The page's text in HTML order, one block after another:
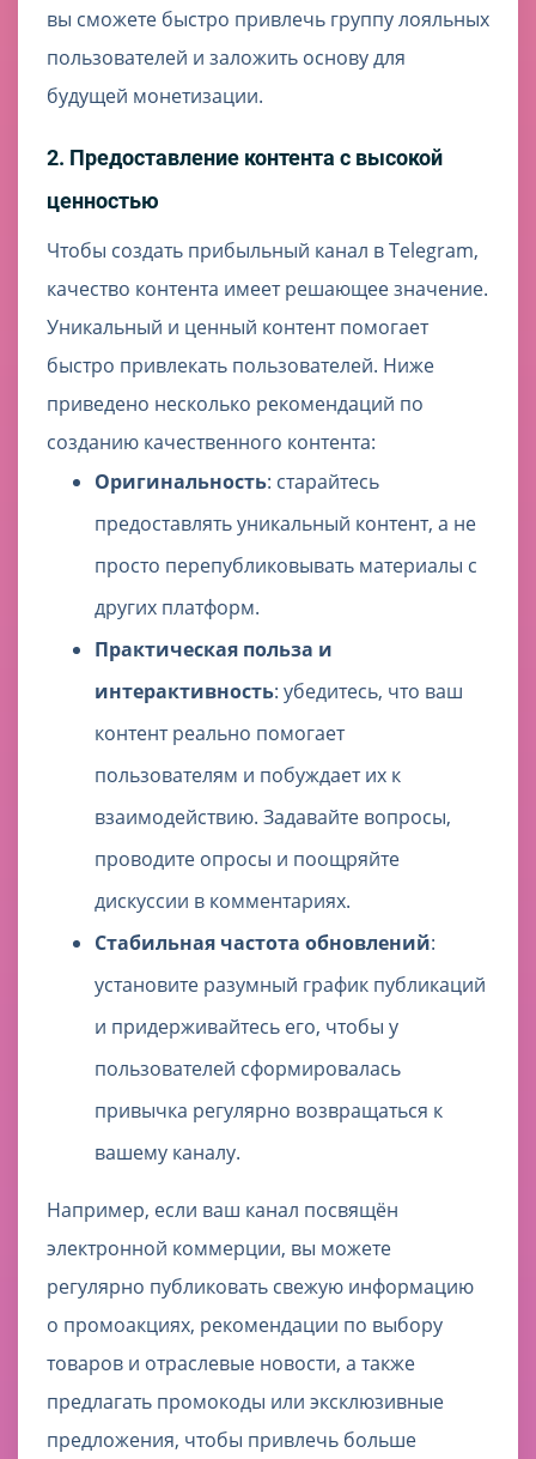
вы сможете быстро привлечь группу лояльных
пользователей и заложить основу для
будущей монетизации.
2. Предоставление контента с высокой
ценностью
Чтобы создать прибыльный канал в Telegram,
качество контента имеет решающее значение.
Уникальный и ценный контент помогает
быстро привлекать пользователей. Ниже
приведено несколько рекомендаций по
созданию качественного контента:
Оригинальность: старайтесь
предоставлять уникальный контент, а не
просто перепубликовывать материалы с
других платформ.
Практическая польза и
интерактивность: убедитесь, что ваш
контент реально помогает
пользователям и побуждает их к
взаимодействию. Задавайте вопросы,
проводите опросы и поощряйте
дискуссии в комментариях.
Стабильная частота обновлений:
установите разумный график публикаций
и придерживайтесь его, чтобы у
пользователей сформировалась
привычка регулярно возвращаться к
вашему каналу.
Например, если ваш канал посвящён
электронной коммерции, вы можете
регулярно публиковать свежую информацию
о промоакциях, рекомендации по выбору
товаров и отраслевые новости, а также
предлагать промокоды или эксклюзивные
предложения, чтобы привлечь больше